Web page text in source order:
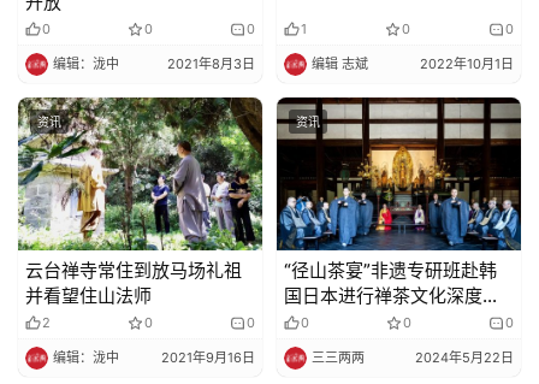
0 0 0
编辑：泷中 2021年8月3日
1 0 0
编辑 志斌 2022年10月1日
资讯
云台禅寺常住到放马场礼祖
并看望住山法师
2 0 0
编辑：泷中 2021年9月16日
资讯
“径山茶宴”非遗专研班赴韩
国日本进行禅茶文化深度交
流0 0 0
三三两两 2024年5月22日